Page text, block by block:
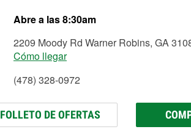
Abre a las 8:30am
2209 Moody Rd Warner Robins, GA
Cómo llegar
(478) 328-0972
FOLLETO DE OFERTAS